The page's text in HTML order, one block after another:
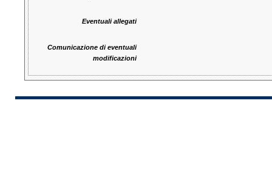
Eventuali allegati
Comunicazione di eventuali
modificazioni